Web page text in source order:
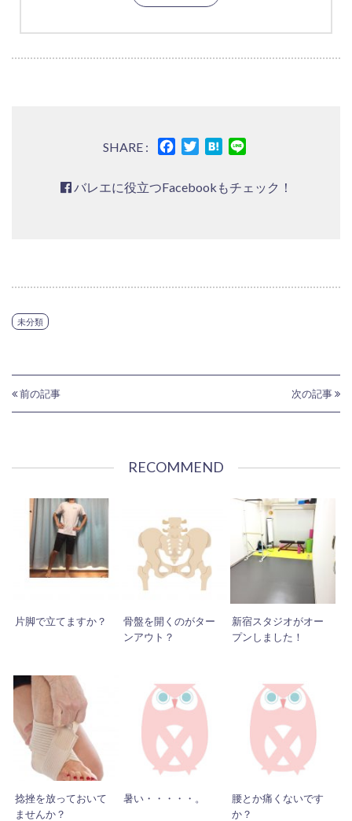
SHARE : FacebookTwitterHatena
バレエに役立つFacebookもチェック！
未分類
前の記事 次の記事
RECOMMEND
片脚で立てますか？
骨盤を開くのがター
ンアウト？
新宿スタジオがオー
プンしました！
捻挫を放っておいて
ませんか？
暑い・・・・・。
腰とか痛くないです
か？